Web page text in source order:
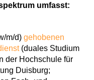
umfasst:
m/d)gehobenen
(duales Studium
der Hochschule für
Duisburg;